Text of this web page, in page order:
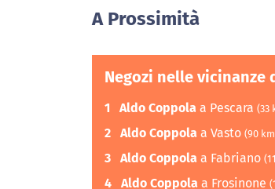
A Prossimità
Negozi nelle vicinanze
1 Aldo Coppola a Pescara (33
2 Aldo Coppola a Vasto (90
3 Aldo Coppola a Fabriano
4 Aldo Coppola a Frosinone